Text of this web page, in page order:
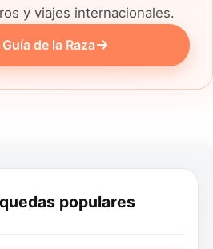
y viajes internacionales.
de la Raza
populares